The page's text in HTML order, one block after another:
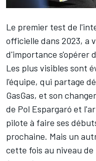
Le premier test de
officielle dans 2023, a
d'importance s'opérer
Les plus visibles sont
l'équipe, qui partage
GasGas, et son
de Pol Espargaró et
pilote à faire ses
prochaine. Mais un
cette fois au niveau